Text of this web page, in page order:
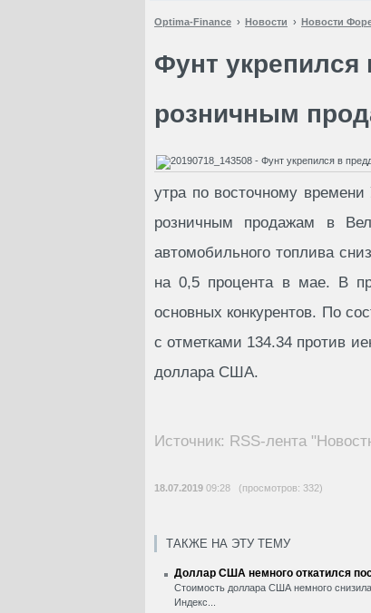
Optima-Finance Новости Новости
Фунт
розничным
утра по восточному времени
розничным продажам в
автомобильного топлива
на 0,5 процента в мае. В
основных конкурентов. По
с отметками 134.34 против
доллара США.
Источник: RSS-лента
18.07.2019 09:28 (просмотров: 332)
ТАКЖЕ НА ЭТУ ТЕМУ
Доллар США немного откатился
Стоимость доллара США немного
Индекс...